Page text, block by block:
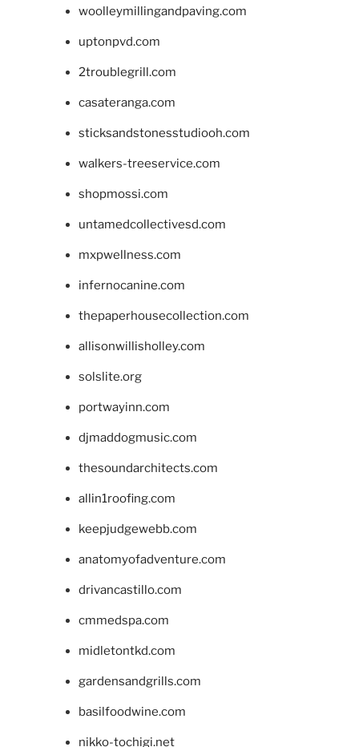
woolleymillingandpaving.com
uptonpvd.com
2troublegrill.com
casateranga.com
sticksandstonesstudiooh.com
walkers-treeservice.com
shopmossi.com
untamedcollectivesd.com
mxpwellness.com
infernocanine.com
thepaperhousecollection.com
allisonwillisholley.com
solslite.org
portwayinn.com
djmaddogmusic.com
thesoundarchitects.com
allin1roofing.com
keepjudgewebb.com
anatomyofadventure.com
drivancastillo.com
cmmedspa.com
midletontkd.com
gardensandgrills.com
basilfoodwine.com
nikko-tochigi.net